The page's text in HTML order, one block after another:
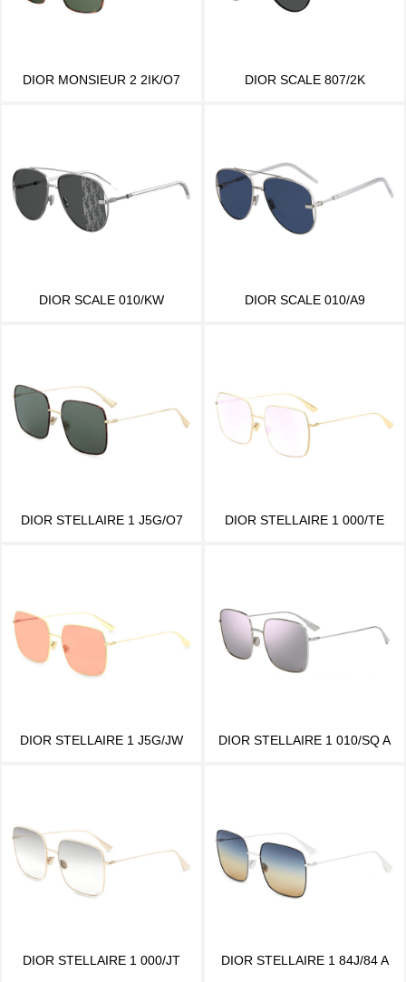
DIOR MONSIEUR 2 2IK/O7 DIOR SCALE 807/2K
DIOR SCALE 010/KW DIOR SCALE 010/A9
DIOR STELLAIRE 1 J5G/O7 DIOR STELLAIRE 1 000/TE
DIOR STELLAIRE 1 J5G/JW DIOR STELLAIRE 1 010/SQ A
DIOR STELLAIRE 1 000/JT DIOR STELLAIRE 1 84J/84 A